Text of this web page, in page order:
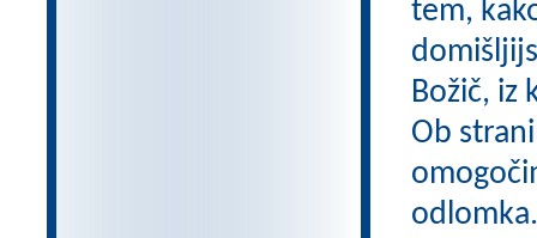
tem,
Božič, iz
Ob